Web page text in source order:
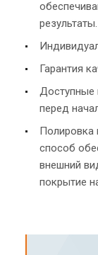
результаты.
Гарантия
Доступные
перед
Полировка
способ
внешний
покрытие